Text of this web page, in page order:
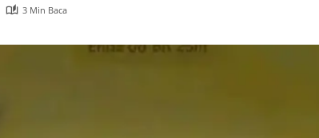
3 Min Baca